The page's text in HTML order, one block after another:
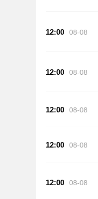
12:00 08-08
12:00 08-08
12:00 08-08